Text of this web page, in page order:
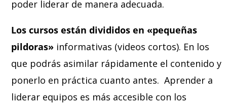
poder liderar de manera adecuada.
Los cursos están divididos en «pequeñas
pildoras» informativas (videos cortos). En los
que podrás asimilar rápidamente el contenido y
ponerlo en práctica cuanto antes. Aprender a
liderar equipos es más accesible con los